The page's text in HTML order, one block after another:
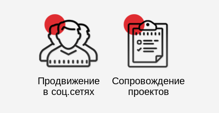
Продвижение
в соц.сетях
Сопровождение
проектов